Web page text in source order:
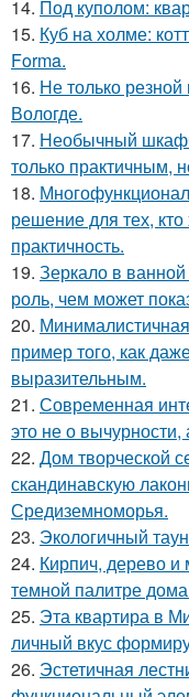
14. Под куполом:
15. Куб на холме:
Forma.
16. Не только
Вологде.
17. Необычный
только практичным,
18.
решение для тех, кто
практичность.
19. Зеркало в
роль, чем может
20.
пример того, как
выразительным.
21. Современная
это не о
22. Дом творческой
скандинавскую
Средиземноморья.
23. Экологичный
24. Кирпич, дерево
темной палитре
25. Эта квартира в
личный вкус
26. Эстетичная